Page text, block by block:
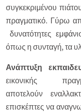
συγκεκριμένου
πραγματικό. Γύρω
δυνατότητες
όπως η συνταγή, τα
Ανάπτυξη
εικονικής
αποτελούν
επισκέπτες να